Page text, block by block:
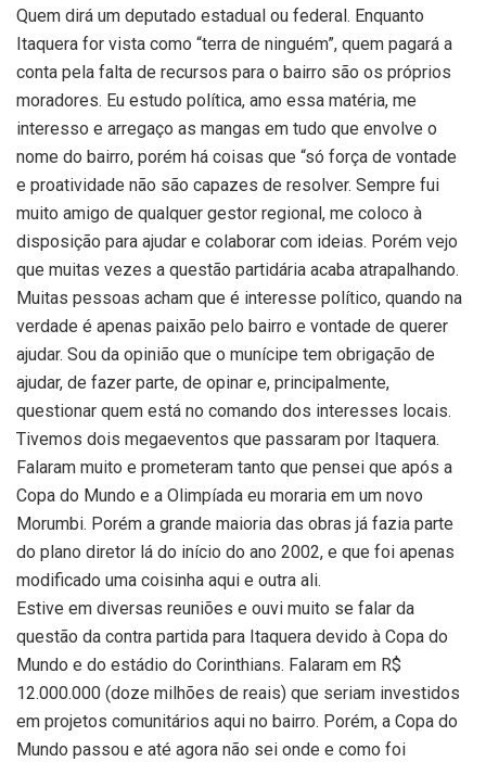
Quem dirá um deputado estadual ou federal. Enquanto
Itaquera for vista como “terra de ninguém”, quem pagará a
conta pela falta de recursos para o bairro são os próprios
moradores. Eu estudo política, amo essa matéria, me
interesso e arregaço as mangas em tudo que envolve o
nome do bairro, porém há coisas que “só força de vontade
e proatividade não são capazes de resolver. Sempre fui
muito amigo de qualquer gestor regional, me coloco à
disposição para ajudar e colaborar com ideias. Porém vejo
que muitas vezes a questão partidária acaba atrapalhando.
Muitas pessoas acham que é interesse político, quando na
verdade é apenas paixão pelo bairro e vontade de querer
ajudar. Sou da opinião que o munícipe tem obrigação de
ajudar, de fazer parte, de opinar e, principalmente,
questionar quem está no comando dos interesses locais.
Tivemos dois megaeventos que passaram por Itaquera.
Falaram muito e prometeram tanto que pensei que após a
Copa do Mundo e a Olimpíada eu moraria em um novo
Morumbi. Porém a grande maioria das obras já fazia parte
do plano diretor lá do início do ano 2002, e que foi apenas
modificado uma coisinha aqui e outra ali.
Estive em diversas reuniões e ouvi muito se falar da
questão da contra partida para Itaquera devido à Copa do
Mundo e do estádio do Corinthians. Falaram em R$
12.000.000 (doze milhões de reais) que seriam investidos
em projetos comunitários aqui no bairro. Porém, a Copa do
Mundo passou e até agora não sei onde e como foi